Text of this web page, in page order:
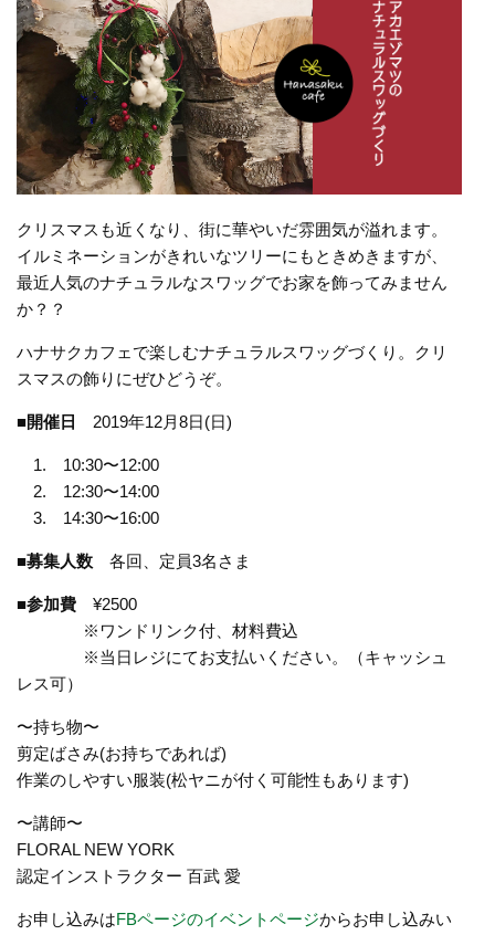
クリスマスも近くなり、街に華やいだ雰囲気が溢れます。
イルミネーションがきれいなツリーにもときめきますが、
最近人気のナチュラルなスワッグでお家を飾ってみません
か？？
ハナサクカフェで楽しむナチュラルスワッグづくり。クリ
スマスの飾りにぜひどうぞ。
■開催日 2019年12月8日(日)
1. 10:30〜12:00
2. 12:30〜14:00
3. 14:30〜16:00
■募集人数 各回、定員3名さま
■参加費 ¥2500
※ワンドリンク付、材料費込
※当日レジにてお支払いください。（キャッシュ
レス可）
〜持ち物〜
剪定ばさみ(お持ちであれば)
作業のしやすい服装(松ヤニが付く可能性もあります)
〜講師〜
FLORAL NEW YORK
認定インストラクター 百武 愛
お申し込みはFBページのイベントページからお申し込みい